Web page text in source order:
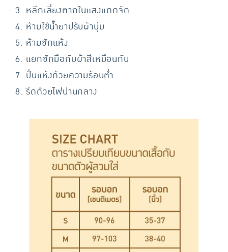
3. หลีกเลี่ยงตากในแสงแดดจัด
4. ห้ามใช้น้ำยาปรับผ้านุ่ม
5. ห้ามซักแห้ง
6. แยกซักมือกับผ้าสีเหมือนกัน
7. ปั่นแห้งด้วยความร้อนต่ำ
8. รีดด้วยไฟปานกลาง